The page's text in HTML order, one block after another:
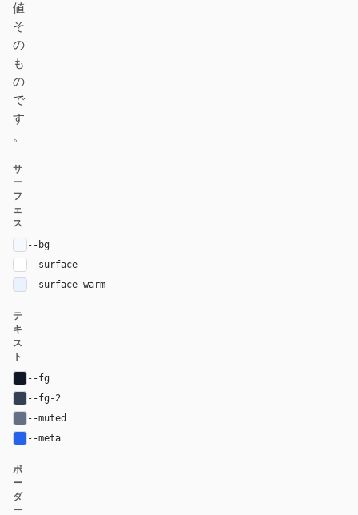
値
そ
の
も
の
で
す
。
サ
ー
フ
ェ
ス
--bg
--surface
--surface-warm
テ
キ
ス
ト
--fg
--fg-2
--muted
--meta
ボ
ー
ダ
ー